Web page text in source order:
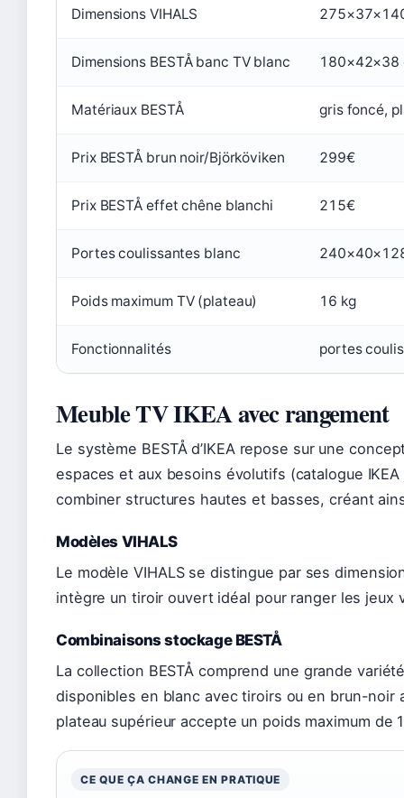
Dimensions VIHALS
Dimensions BESTÅ banc TV blanc 180×42×38
Matériaux BESTÅ gris foncé,
Prix BESTÅ brun noir/Björköviken 299€
Prix BESTÅ effet chêne blanchi 215€
Portes coulissantes blanc
Poids maximum TV (plateau) 16 kg
Fonctionnalités portes
Meuble TV IKEA avec rangement
Le système BESTÅ d’IKEA repose sur une
espaces et aux besoins évolutifs (catalogue
combiner structures hautes et basses, créant
Modèles VIHALS
Le modèle VIHALS se distingue par ses
intègre un tiroir ouvert idéal pour ranger les
Combinaisons stockage BESTÅ
La collection BESTÅ comprend une grande
disponibles en blanc avec tiroirs ou en brun-noir
plateau supérieur accepte un poids maximum de
CE QUE ÇA CHANGE EN PRATIQUE